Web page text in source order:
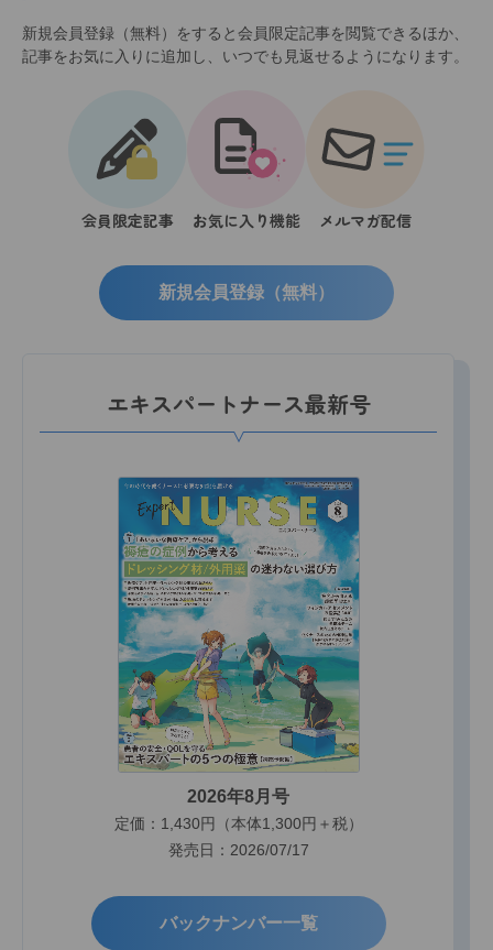
新規会員登録（無料）をすると会員限定記事を閲覧できるほか、
記事をお気に入りに追加し、いつでも見返せるようになります。
会員限定記事 お気に入り機能 メルマガ配信
新規会員登録（無料）
エキスパートナース最新号
2026年8月号
定価：1,430円（本体1,300円＋税）
発売日：2026/07/17
バックナンバー一覧